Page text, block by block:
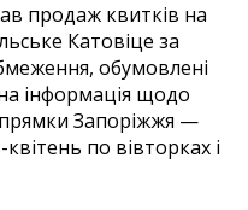
продаж квитків на
Катовіце за
обумовлені
інформація щодо
Запоріжжя —
по вівторках і